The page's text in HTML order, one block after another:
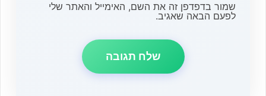
שמור בדפדפן זה את השם, האימייל והאתר שלי
לפעם הבאה שאגיב.